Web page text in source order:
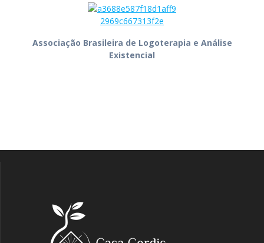
Associação Brasileira de Logoterapia e Análise
Existencial